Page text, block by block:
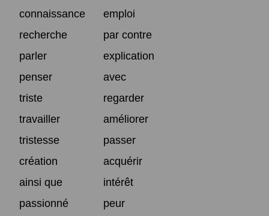
connaissance
emploi
recherche
par contre
parler
explication
penser
avec
triste
regarder
travailler
améliorer
tristesse
passer
création
acquérir
ainsi que
intérêt
passionné
peur